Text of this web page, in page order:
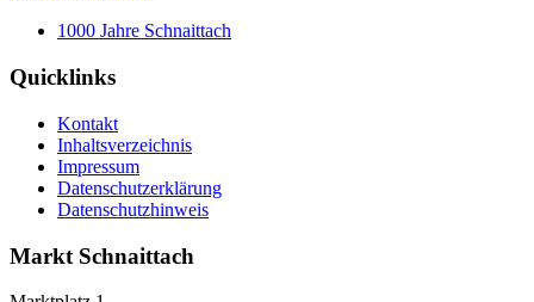
1000 Jahre Schnaittach
Quicklinks
Kontakt
Inhaltsverzeichnis
Impressum
Datenschutzerklärung
Datenschutzhinweis
Markt Schnaittach